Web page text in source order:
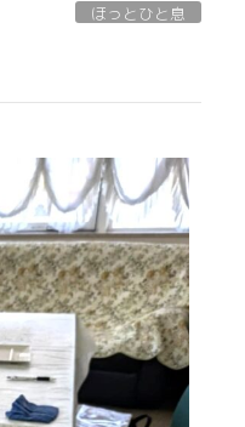
ほっとひと息